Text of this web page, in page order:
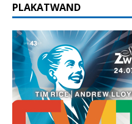
PLAKATWAND